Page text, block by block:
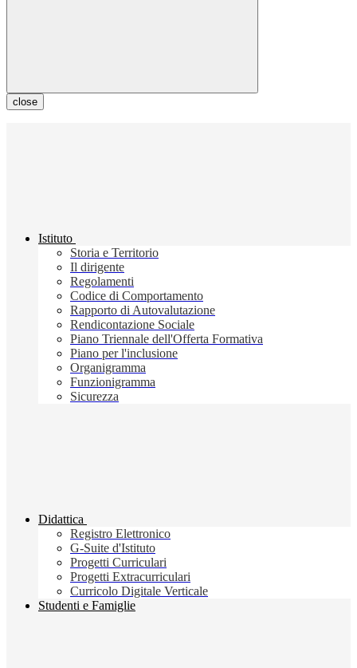
close
Istituto
Storia e Territorio
Il dirigente
Regolamenti
Codice di Comportamento
Rapporto di Autovalutazione
Rendicontazione Sociale
Piano Triennale dell'Offerta Formativa
Piano per l'inclusione
Organigramma
Funzionigramma
Sicurezza
Didattica
Registro Elettronico
G-Suite d'Istituto
Progetti Curriculari
Progetti Extracurriculari
Curricolo Digitale Verticale
Studenti e Famiglie